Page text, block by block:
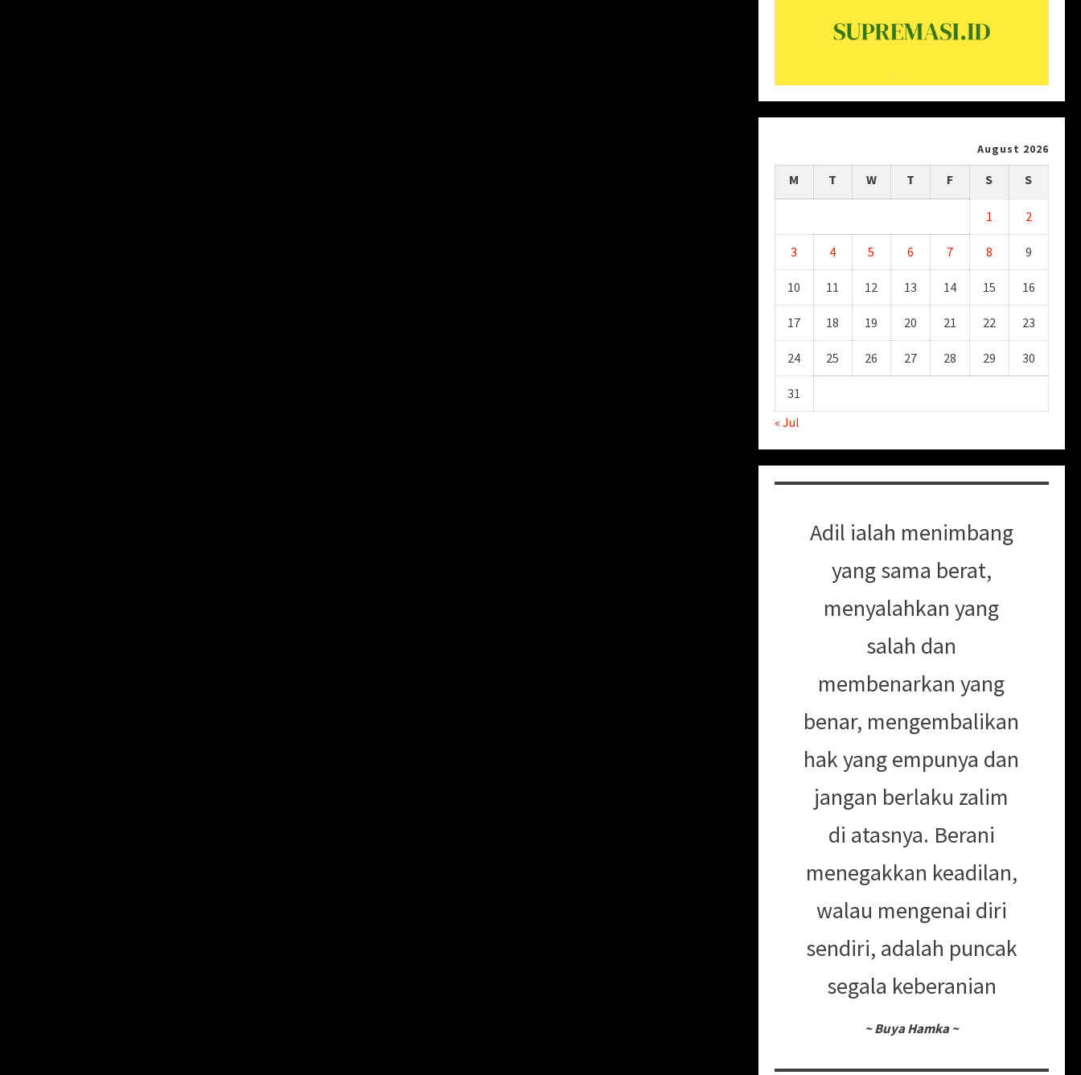
August 2026
M T W T F S S
1 2
3 4 5 6 7 8 9
10 11 12 13 14 15 16
17 18 19 20 21 22 23
24 25 26 27 28 29 30
31
« Jul
Adil ialah menimbang
yang sama berat,
menyalahkan yang
salah dan
membenarkan yang
benar, mengembalikan
hak yang empunya dan
jangan berlaku zalim
di atasnya. Berani
menegakkan keadilan,
walau mengenai diri
sendiri, adalah puncak
segala keberanian
~Buya Hamka ~